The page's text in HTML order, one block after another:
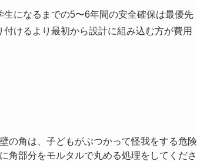
生になるまでの5〜6年間の安全確保は最優先
けるより最初から設計に組み込む方が費用
の角は、子どもがぶつかって怪我をする危険
角部分をモルタルで丸める処理をしてくださ